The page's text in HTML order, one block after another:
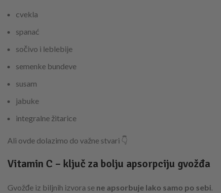
cvekla
spanać
sočivo i leblebije
semenke bundeve
susam
jabuke
integralne žitarice
Ali ovde dolazimo do važne stvari 👇
Vitamin C – ključ za bolju apsorpciju gvožđa
Gvožđe iz biljnih izvora se ne apsorbuje lako samo po sebi.